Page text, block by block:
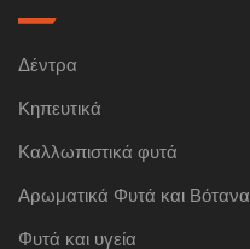
Δέντρα
Κηπευτικά
Καλλωπιστικά φυτά
Αρωματικά Φυτά και Βότανα
Φυτά και υγεία